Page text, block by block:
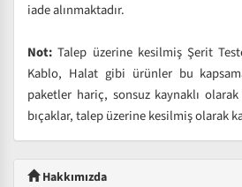
iade alınmaktadır.
Not: Talep üzerine kesilmiş Şerit
Kablo, Halat gibi ürünler bu
paketler hariç, sonsuz kaynaklı
bıçaklar, talep üzerine kesilmiş olarak
Hakkımızda